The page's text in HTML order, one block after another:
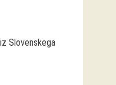
Slovenskega